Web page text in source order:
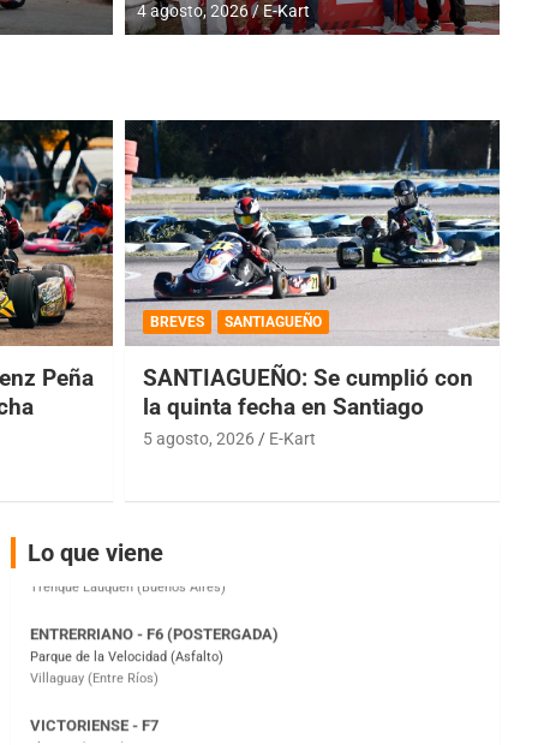
4 agosto, 2026 E-Kart
Peña
BREVES SANTIAGUEÑO
SANTIAGUEÑO: Se cumplió con
la quinta fecha en Santiago
5 agosto, 2026 E-Kart
Lo que viene
COBERTURA ESPECIAL DE E-KART.COM.AR
08/09-AGO
IAME SERIES ARGENTINA 6
Ramiro Tot (Asfalto)
Baradero (Buenos Aires)
Parque de la Velocidad (Asfalto)
VICTORIENSE - F7
El Cerro (Tierra)
Victoria (Entre Ríos)
PATAGONICO - F6
Moto Club Reginense (Tierra)